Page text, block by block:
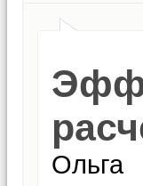
Ольга